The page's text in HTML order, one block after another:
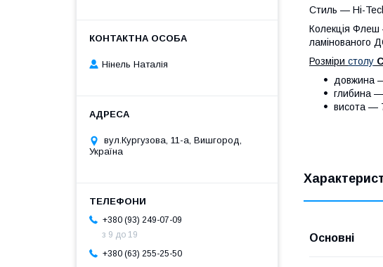
Стиль — Hi-
Колекція Флеш
ламінованого
Розміри столу
довжина
глибина
висота —
Основні
Нінель Наталія
вул.Кургузова, 11-а, Вишгород,
Україна
+380 (93) 249-07-09
з 9 до 19
+380 (63) 255-25-50